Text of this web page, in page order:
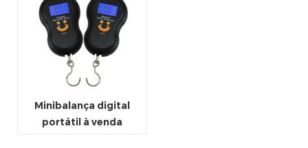
Minibalança digital
portátil à venda